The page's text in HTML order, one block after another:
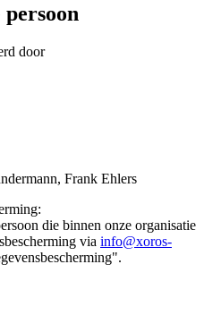
door
Frank Ehlers
die binnen onze organisatie
via info@xoros-